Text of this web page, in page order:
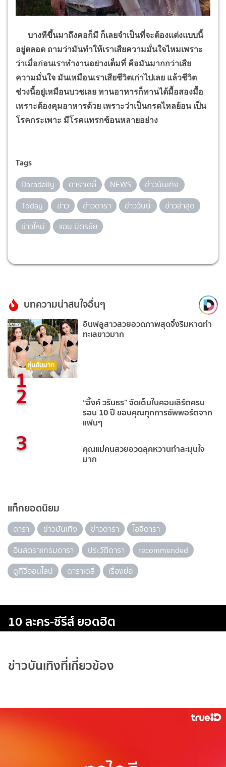
บางทีขึ้นมาถึงคอก็มี ก็เลยจำเป็นที่จะต้องแต่งแบบนี้
อยู่ตลอด ถามว่ามันทำให้เราเสียความมั่นใจไหมเพราะ
ว่าเมื่อก่อนเราทำงานอย่างเต็มที่ คือมันมากกว่าเสีย
ความมั่นใจ มันเหมือนเราเสียชีวิตเก่าไปเลย แล้วชีวิต
ช่วงนี้อยู่เหมือนบวชเลย ทานอาหารก็ทานได้มื้อสองมื้อ
เพราะต้องคุมอาหารด้วย เพราะว่าเป็นกรดไหลย้อน เป็น
โรคกระเพาะ มีโรคแทรกซ้อนหลายอย่าง
Tags
Daradaily ดาราเดลี่ NEWS
ข่าวบันเทิง
Today
ข่าว ข่าวดารา ข่าววันนี้
ข่าวล่าสุด
ข่าวใหม่
แอน มิตรขัย
บทความน่าสนใจอื่นๆ
1
อินฟลูสาวสวยอวดภาพสุดจึ้งริมหาดทำ
ทะเลขาวมาก
2 “อิ้งค์ วรันธร” จัดเต็มในคอนเสิร์ตครบ
รอบ 10 ปี ขอบคุณทุกการซัพพอร์ตจาก
แฟนๆ
3 คุณแม่คนสวยอวดลุคหวานทำละมุนใจ
มาก
แท็กยอดนิยม
ดารา ข่าวบันเทิง ข่าวดารา
ไอจีดารา
อินสตราแกรมดารา
ประวัติดารา
recommended
ดูทีวีออนไลน์
ดาราเดลี่ เรื่องย่อ
10 ละคร-ซีรีส์ ยอดฮิต
ข่าวบันเทิงที่เกี่ยวข้อง